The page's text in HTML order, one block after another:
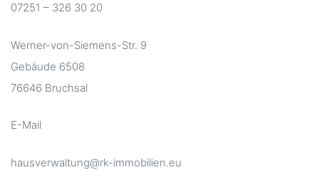
07251 – 326 30 20
Werner-von-Siemens-Str. 9
Gebäude 6508
76646 Bruchsal
E-Mail
hausverwaltung@rk-immobilien.eu